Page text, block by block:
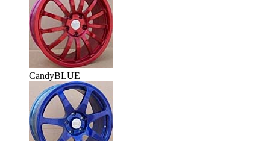
CandyBLUE